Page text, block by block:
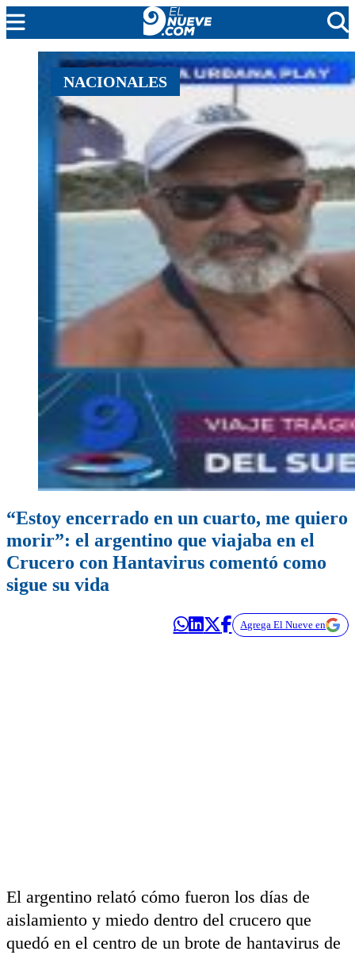
MENDOZA
CADA DÍA
ARGENTINA
PROTAGONISTAS
EL NUEVE STREAMS
PROGRAMACIÓN
NACIONALES
“Estoy encerrado en un cuarto, me quiero
morir”: el argentino que viajaba en el
Crucero con Hantavirus comentó como
sigue su vida
Agrega El Nueve en
El argentino relató cómo fueron los días de
aislamiento y miedo dentro del crucero que
quedó en el centro de un brote de hantavirus de